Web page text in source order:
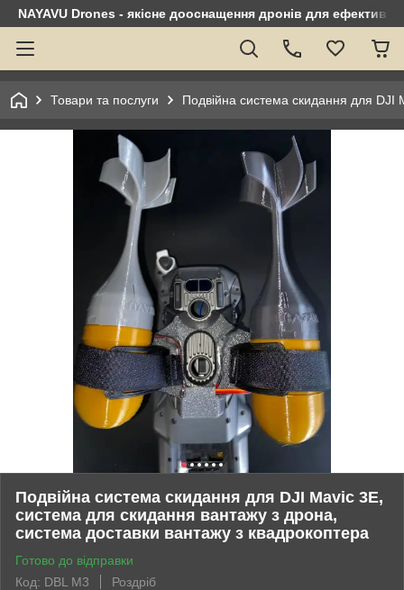
NAYAVU Drones - якісне дооснащення дронів для
Товари та послуги Подвійна система скидання для DJI
Подвійна система скидання для DJI Mavic 3E,
система для скидання вантажу з дрона,
система доставки вантажу з квадрокоптера
Готово до відправки
Код: DBL M3
Роздріб